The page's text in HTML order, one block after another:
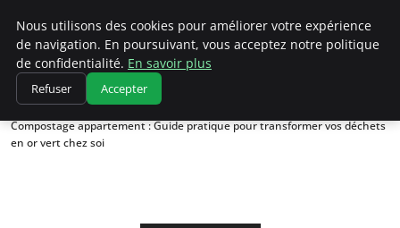
Climatedebtagents
Accueil
Solutions et Actions
Compostage appartement : Guide pratique pour transformer vos déchets
en or vert chez soi
Nous utilisons des cookies pour améliorer votre expérience
de navigation. En poursuivant, vous acceptez notre politique
de confidentialité. En savoir plus
Refuser Accepter